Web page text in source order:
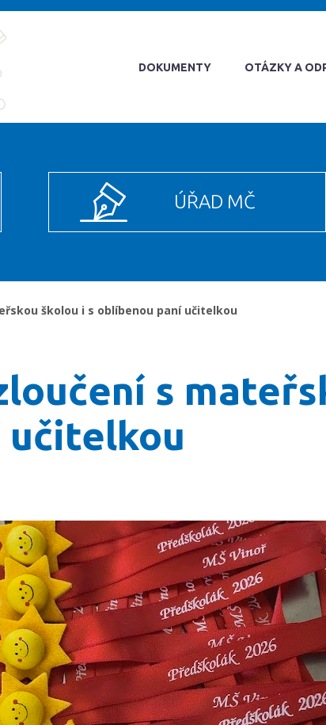
DOKUMENTY OTÁZKY A
ÚŘAD MČ
školou i s oblíbenou paní učitelkou
s
učitelkou